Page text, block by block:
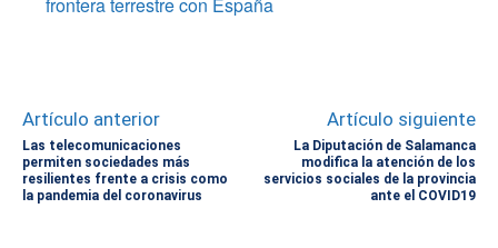
Artículo anterior
Las telecomunicaciones
permiten sociedades más
resilientes frente a crisis como
la pandemia del coronavirus
Artículo siguiente
La Diputación de Salamanca
modifica la atención de los
servicios sociales de la provincia
ante el COVID19